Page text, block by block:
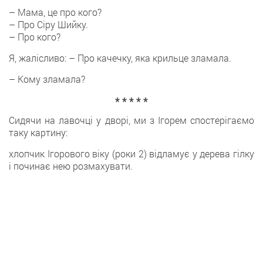
– Мама, це про кого?
– Про Сіру Шийку.
– Про кого?
Я, жалісливо: – Про качечку, яка крильце зламала.
– Кому зламала?
* * * * *
Сидячи на лавочці у дворі, ми з Ігорем спостерігаємо
таку картину:
хлопчик Ігорового віку (роки 2) відламує у дерева гілку
і починає нею розмахувати.